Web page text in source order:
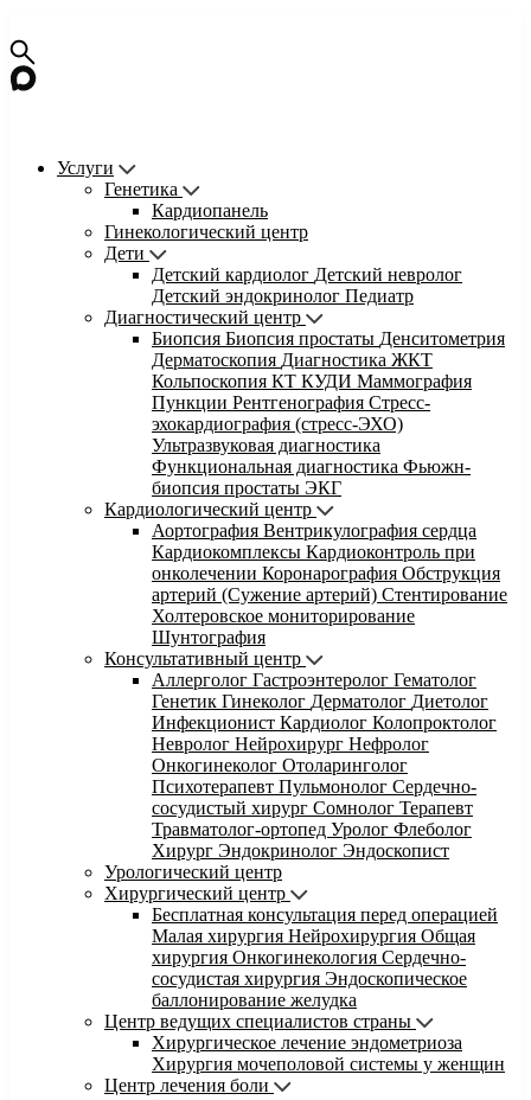
Услуги
Генетика
Кардиопанель
Гинекологический центр
Дети
Детский кардиолог Детский невролог
Детский эндокринолог Педиатр
Диагностический центр
Биопсия Биопсия простаты Денситометрия
Дерматоскопия Диагностика ЖКТ
Кольпоскопия КТ КУДИ Маммография
Пункции Рентгенография Стресс-
эхокардиография (стресс-ЭХО)
Ультразвуковая диагностика
Функциональная диагностика Фьюжн-
биопсия простаты ЭКГ
Кардиологический центр
Аортография Вентрикулография сердца
Кардиокомплексы Кардиоконтроль при
онколечении Коронарография Обструкция
артерий (Сужение артерий) Стентирование
Холтеровское мониторирование
Шунтография
Консультативный центр
Аллерголог Гастроэнтеролог Гематолог
Генетик Гинеколог Дерматолог Диетолог
Инфекционист Кардиолог Колопроктолог
Невролог Нейрохирург Нефролог
Онкогинеколог Отоларинголог
Психотерапевт Пульмонолог Сердечно-
сосудистый хирург Сомнолог Терапевт
Травматолог-ортопед Уролог Флеболог
Хирург Эндокринолог Эндоскопист
Урологический центр
Хирургический центр
Бесплатная консультация перед операцией
Малая хирургия Нейрохирургия Общая
хирургия Онкогинекология Сердечно-
сосудистая хирургия Эндоскопическое
баллонирование желудка
Центр ведущих специалистов страны
Хирургическое лечение эндометриоза
Хирургия мочеполовой системы у женщин
Центр лечения боли